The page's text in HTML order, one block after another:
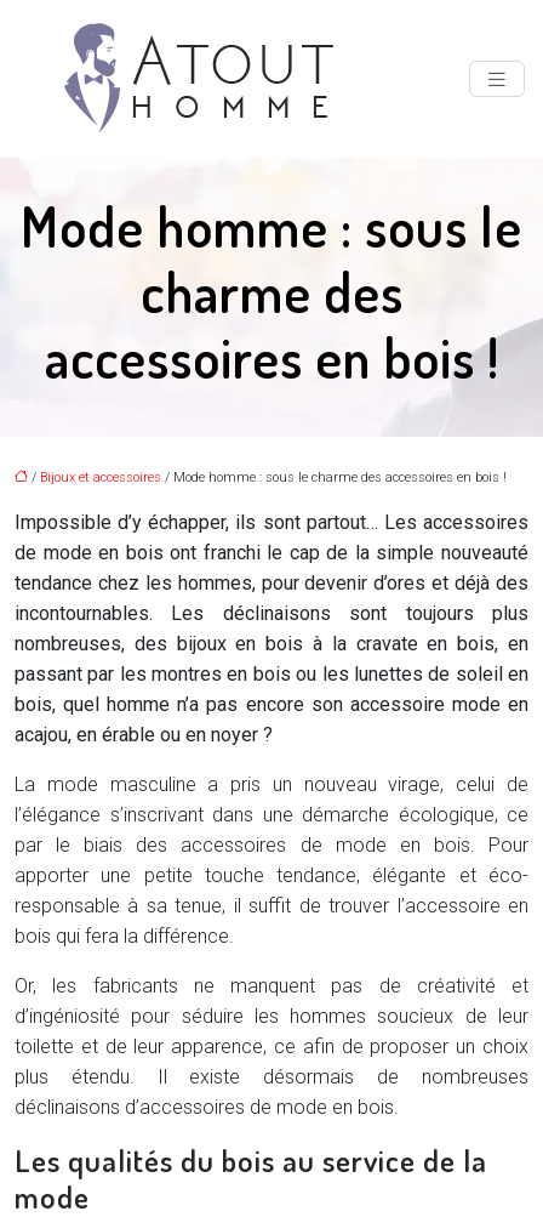
Mode homme : sous le
charme des
accessoires en bois !
/ Bijoux et accessoires / Mode homme : sous le charme des accessoires en bois !
Impossible d’y échapper, ils sont partout… Les accessoires
de mode en bois ont franchi le cap de la simple nouveauté
tendance chez les hommes, pour devenir d’ores et déjà des
incontournables. Les déclinaisons sont toujours plus
nombreuses, des bijoux en bois à la cravate en bois, en
passant par les montres en bois ou les lunettes de soleil en
bois, quel homme n’a pas encore son accessoire mode en
acajou, en érable ou en noyer ?
La mode masculine a pris un nouveau virage, celui de
l’élégance s’inscrivant dans une démarche écologique, ce
par le biais des accessoires de mode en bois. Pour
apporter une petite touche tendance, élégante et éco-
responsable à sa tenue, il suffit de trouver l’accessoire en
bois qui fera la différence.
Or, les fabricants ne manquent pas de créativité et
d’ingéniosité pour séduire les hommes soucieux de leur
toilette et de leur apparence, ce afin de proposer un choix
plus étendu. Il existe désormais de nombreuses
déclinaisons d’accessoires de mode en bois.
Les qualités du bois au service de la
mode